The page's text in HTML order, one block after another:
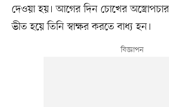
দেওয়া হয়। আগের দিন চোখের অস্ত্রোপচার
ভীত হয়ে তিনি স্বাক্ষর করতে বাধ্য হন।